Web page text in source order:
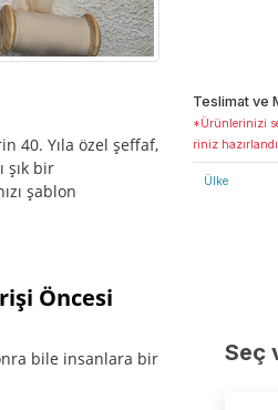
40. Yıla özel şeffaf,
şık bir
şablon
Öncesi
bile insanlara bir
Teslimat ve
*Ürünlerinizi
riniz
Ülke
Seç